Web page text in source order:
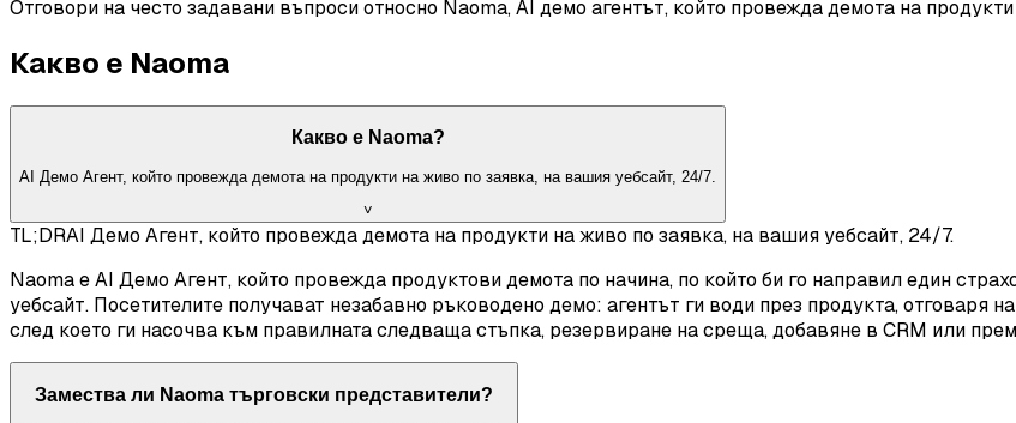
Отговори на често задавани въпроси относно Naoma, AI демо агентът, който провежда демота на
Какво е Naoma
Какво е Naoma?
AI Демо Агент, който провежда демота на продукти на живо по заявка, на вашия уебсайт, 24/7.
˅
TL;DRAI Демо Агент, който провежда демота на продукти на живо по заявка, на вашия уебсайт, 24/7.
Naoma е AI Демо Агент, който провежда продуктови демота по начина, по който би го направил един
уебсайт. Посетителите получават незабавно ръководено демо: агентът ги води през продукта,
след което ги насочва към правилната следваща стъпка, резервиране на среща, добавяне в CRM или
Замества ли Naoma търговски представители?